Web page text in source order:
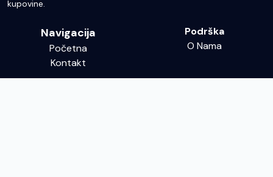
kupovine.
Navigacija
Početna
Kontakt
Podrška
O Nama